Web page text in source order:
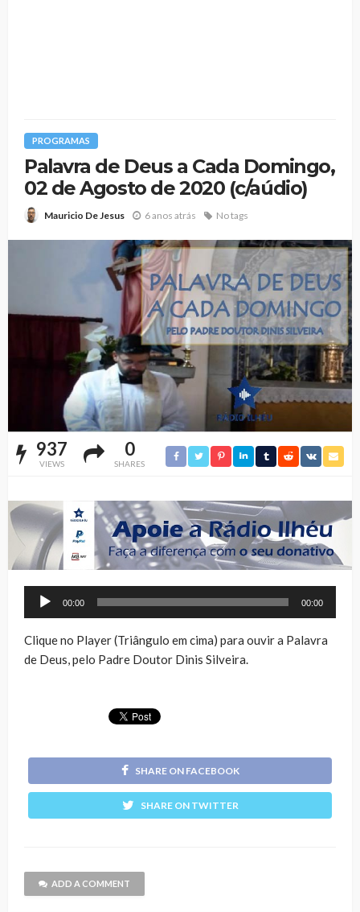
PROGRAMAS
Palavra de Deus a Cada Domingo,
02 de Agosto de 2020 (c/aúdio)
Mauricio De Jesus 6 anos atrás No tags
937
VIEWS
0
SHARES
Reprodutor
áudio
00:00 00:00
Clique no Player (Triângulo em cima) para ouvir a Palavra
de Deus, pelo Padre Doutor Dinis Silveira.
SHARE ON FACEBOOK
SHARE ON TWITTER
ADD A COMMENT